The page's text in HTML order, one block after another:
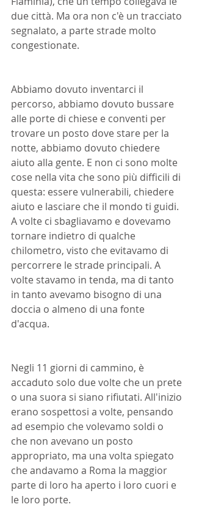
due città. Ma ora non c'è un tracciato
segnalato, a parte strade molto
congestionate.
Abbiamo dovuto inventarci il
percorso, abbiamo dovuto bussare
alle porte di chiese e conventi per
trovare un posto dove stare per la
notte, abbiamo dovuto chiedere
aiuto alla gente. E non ci sono molte
cose nella vita che sono più difficili di
questa: essere vulnerabili, chiedere
aiuto e lasciare che il mondo ti guidi.
A volte ci sbagliavamo e dovevamo
tornare indietro di qualche
chilometro, visto che evitavamo di
percorrere le strade principali. A
volte stavamo in tenda, ma di tanto
in tanto avevamo bisogno di una
doccia o almeno di una fonte
d'acqua.
Negli 11 giorni di cammino, è
accaduto solo due volte che un prete
o una suora si siano rifiutati. All'inizio
erano sospettosi a volte, pensando
ad esempio che volevamo soldi o
che non avevano un posto
appropriato, ma una volta spiegato
che andavamo a Roma la maggior
parte di loro ha aperto i loro cuori e
le loro porte.